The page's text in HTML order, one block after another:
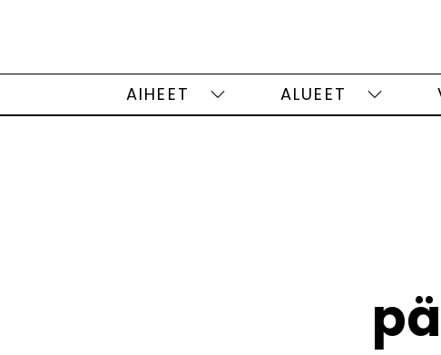
AIHEET
Aiheet
ALUEET
Alueet